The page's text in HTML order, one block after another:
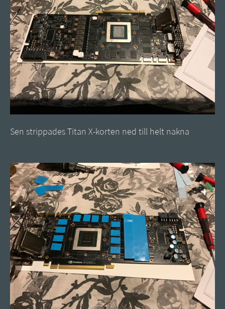
Sen strippades Titan X-korten ned till helt nakna